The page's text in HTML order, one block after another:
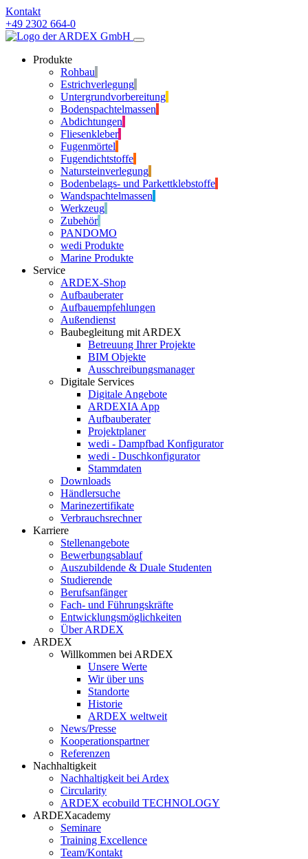
Kontakt
+49 2302 664-0
Produkte
Rohbau
Estrichverlegung
Untergrundvorbereitung
Bodenspachtelmassen
Abdichtungen
Fliesenkleber
Fugenmörtel
Fugendichtstoffe
Natursteinverlegung
Bodenbelags- und Parkettklebstoffe
Wandspachtelmassen
Werkzeug
Zubehör
PANDOMO
wedi Produkte
Marine Produkte
Service
ARDEX-Shop
Aufbauberater
Aufbauempfehlungen
Außendienst
Baubegleitung mit ARDEX
Betreuung Ihrer Projekte
BIM Objekte
Ausschreibungsmanager
Digitale Services
Digitale Angebote
ARDEXIA App
Aufbauberater
Projektplaner
wedi - Dampfbad Konfigurator
wedi - Duschkonfigurator
Stammdaten
Downloads
Händlersuche
Marinezertifikate
Verbrauchsrechner
Karriere
Stellenangebote
Bewerbungsablauf
Auszubildende & Duale Studenten
Studierende
Berufsanfänger
Fach- und Führungskräfte
Entwicklungsmöglichkeiten
Über ARDEX
ARDEX
Willkommen bei ARDEX
Unsere Werte
Wir über uns
Standorte
Historie
ARDEX weltweit
News/Presse
Kooperationspartner
Referenzen
Nachhaltigkeit
Nachhaltigkeit bei Ardex
Circularity
ARDEX ecobuild TECHNOLOGY
ARDEXacademy
Seminare
Training Excellence
Team/Kontakt